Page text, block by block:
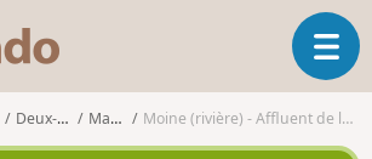
s
r
O
u
Deux-Sèvres Mauléon Moine (rivière) - Affluent de la Sèvre Nantaise